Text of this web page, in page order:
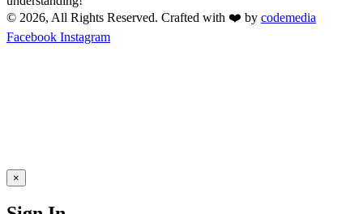
© 2026, All Rights Reserved. Crafted with ❤️ by codemedia
Facebook Instagram
×